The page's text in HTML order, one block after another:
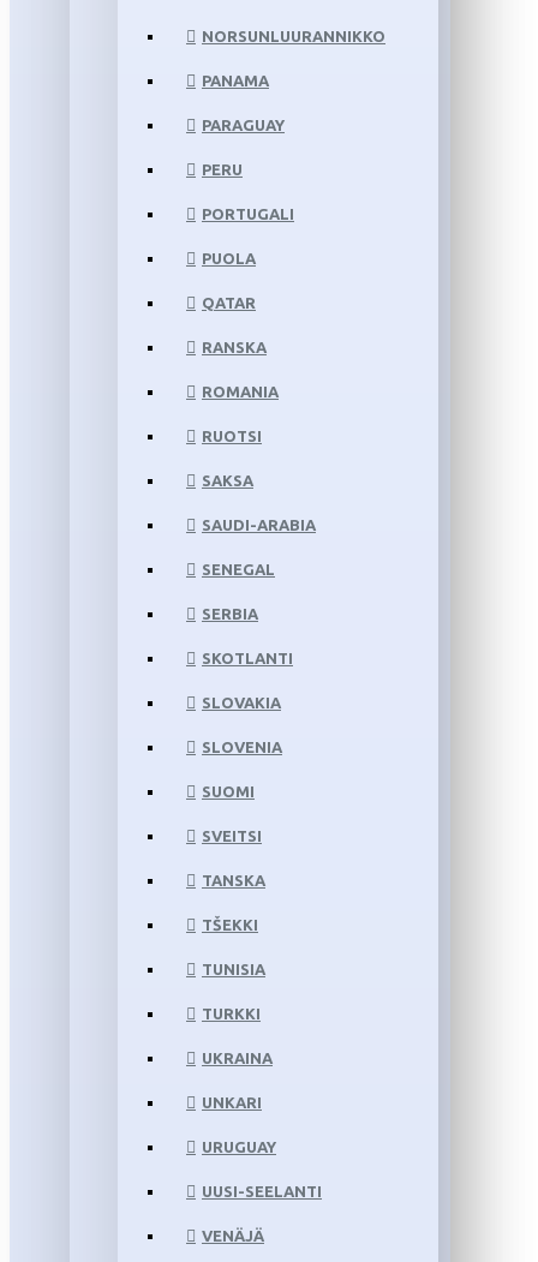
NORSUNLUURANNIKKO
PANAMA
PARAGUAY
PERU
PORTUGALI
PUOLA
QATAR
RANSKA
ROMANIA
RUOTSI
SAKSA
SAUDI-ARABIA
SENEGAL
SERBIA
SKOTLANTI
SLOVAKIA
SLOVENIA
SUOMI
SVEITSI
TANSKA
TŠEKKI
TUNISIA
TURKKI
UKRAINA
UNKARI
URUGUAY
UUSI-SEELANTI
VENÄJÄ